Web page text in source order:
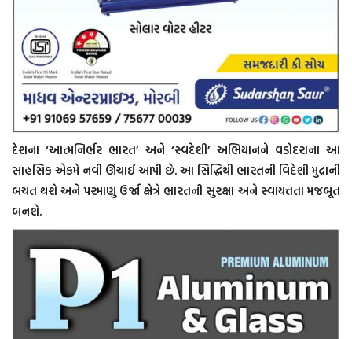
દેશના ‘આત્મનિર્ભર ભારત’ અને ‘સ્વદેશી’ અભિયાનને વડોદરાના આ
સાહસિક એકમે નવી ઊંચાઈ આપી છે. આ સિદ્ધિથી ભારતની વિદેશી મુદ્રાની
બચત થશે અને પરમાણુ ઉર્જા ક્ષેત્રે ભારતની સુરક્ષા અને સ્વાયત્તતા મજબૂત
બનશે.